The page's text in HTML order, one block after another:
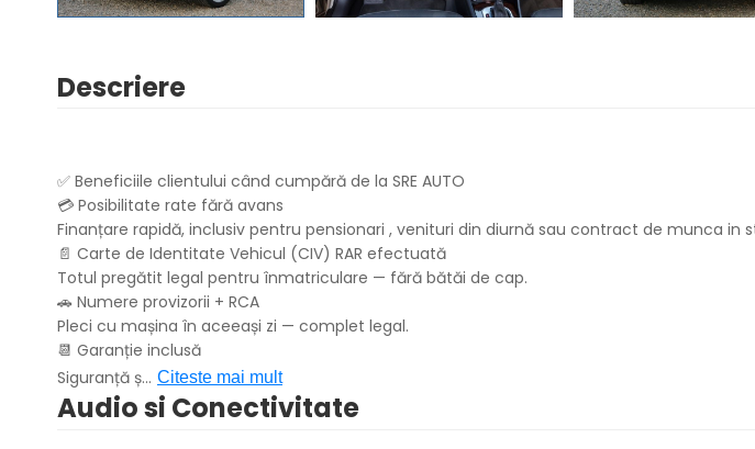
Descriere
✅ Beneficiile clientului când cumpără de la SRE AUTO
💳 Posibilitate rate fără avans
Finanțare rapidă, inclusiv pentru pensionari , venituri din diurnă sau contract de munca in
📄 Carte de Identitate Vehicul (CIV) RAR efectuată
Totul pregătit legal pentru înmatriculare — fără bătăi de cap.
🚗 Numere provizorii + RCA
Pleci cu mașina în aceeași zi — complet legal.
📆 Garanție inclusă
Siguranță ș... Citeste mai mult
Audio si Conectivitate